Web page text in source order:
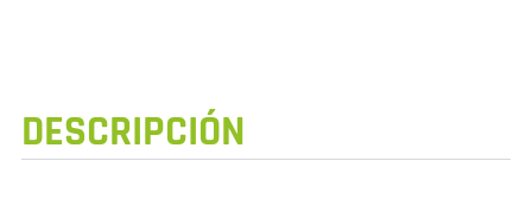
DESCRIPCIÓN